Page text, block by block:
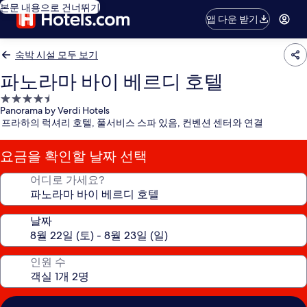
본문 내용으로 건너뛰기
앱 다운 받기
숙박 시설 모두 보기
파노라마 바이 베르디 호텔
4.5
성
급
숙
박
시
Panorama by Verdi Hotels
프라하의 럭셔리 호텔, 풀서비스 스파 있음, 컨벤션 센터와 연결
요금을 확인할 날짜 선택
어디로 가세요?
날짜
인원 수